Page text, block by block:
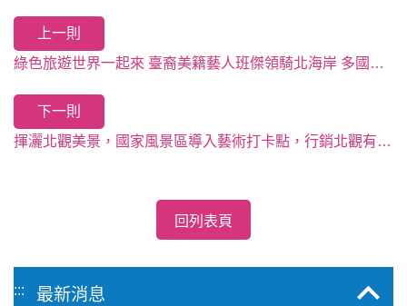
上一則
綠色旅遊世界一起來 臺裔美籍藝人班傑領騎北海岸 多國友人共同參與 響應世界自行車日活動
下一則
揮灑北觀美景，國家風景區導入藝術打卡點，行銷北觀有創意
回列表頁
::: 最新消息